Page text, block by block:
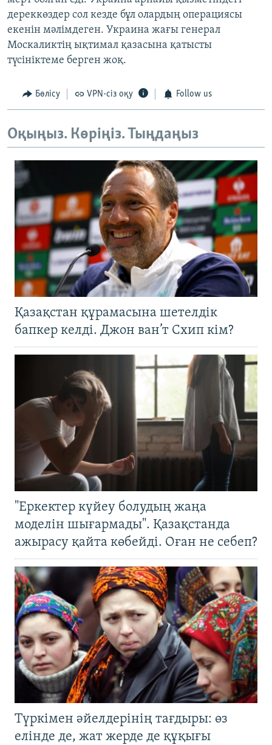
дереккөздер сол кезде бұл олардың операциясы
екенін мәлімдеген. Украина жағы генерал
Москаликтің ықтимал қазасына қатысты
түсініктеме берген жоқ.
Бөлісу VPN-сіз оқу Follow us
Оқыңыз. Көріңіз. Тыңдаңыз
Қазақстан құрамасына шетелдік
бапкер келді. Джон ван’т Схип кім?
"Еркектер күйеу болудың жаңа
моделін шығармады". Қазақстанда
ажырасу қайта көбейді. Оған не себеп?
Түркімен әйелдерінің тағдыры: өз
елінде де, жат жерде де құқығы